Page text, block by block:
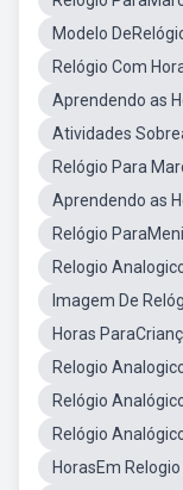
Modelo
Relógio Com
Aprendendo as
Atividades
Relógio Para
Aprendendo as
Relógio
Relogio
Imagem De
Horas
Relogio
Relógio
Relógio
HorasEm